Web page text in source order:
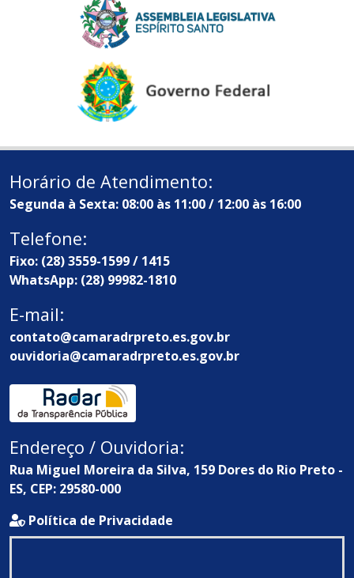
Horário de Atendimento:
Segunda à Sexta: 08:00 às 11:00 / 12:00 às 16:00
Telefone:
Fixo: (28) 3559-1599 / 1415
WhatsApp: (28) 99982-1810
E-mail:
contato@camaradrpreto.es.gov.br
ouvidoria@camaradrpreto.es.gov.br
Endereço / Ouvidoria:
Rua Miguel Moreira da Silva, 159 Dores do Rio Preto -
ES, CEP: 29580-000
Política de Privacidade